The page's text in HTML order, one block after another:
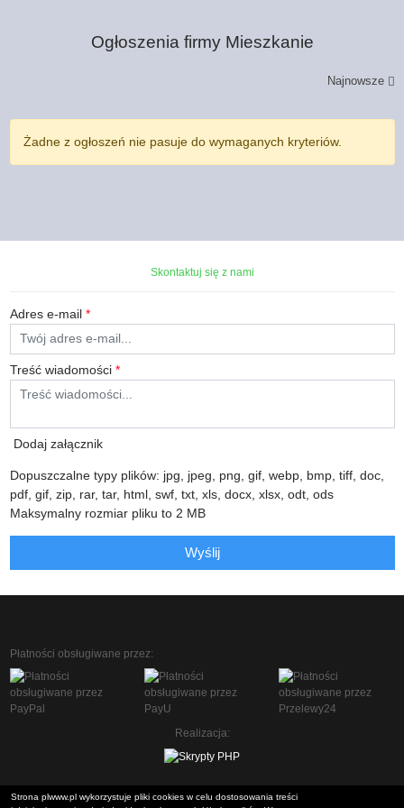
Ogłoszenia firmy Mieszkanie
Najnowsze
Żadne z ogłoszeń nie pasuje do wymaganych kryteriów.
Skontaktuj się z nami
Adres e-mail *
Treść wiadomości *
Dodaj załącznik
Dopuszczalne typy plików: jpg, jpeg, png, gif, webp, bmp, tiff, doc,
pdf, gif, zip, rar, tar, html, swf, txt, xls, docx, xlsx, odt, ods
Maksymalny rozmiar pliku to 2 MB
Wyślij
Płatności obsługiwane przez:
Realizacja:
Strona plwww.pl wykorzystuje pliki cookies w celu dostosowania treści